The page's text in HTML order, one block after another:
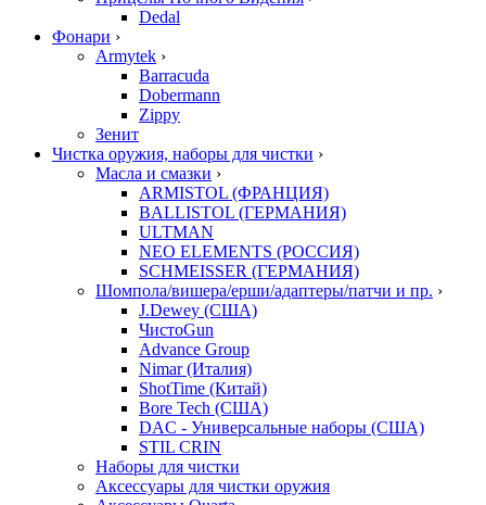
Dedal
Фонари ›
Armytek ›
Barracuda
Dobermann
Zippy
Зенит
Чистка оружия, наборы для чистки ›
Масла и смазки ›
ARMISTOL (ФРАНЦИЯ)
BALLISTOL (ГЕРМАНИЯ)
ULTMAN
NEO ELEMENTS (РОССИЯ)
SCHMEISSER (ГЕРМАНИЯ)
Шомпола/вишера/ерши/адаптеры/патчи и пр. ›
J.Dewey (США)
ЧистоGun
Advance Group
Nimar (Италия)
ShotTime (Китай)
Bore Tech (США)
DAC - Универсальные наборы (США)
STIL CRIN
Наборы для чистки
Аксессуары для чистки оружия